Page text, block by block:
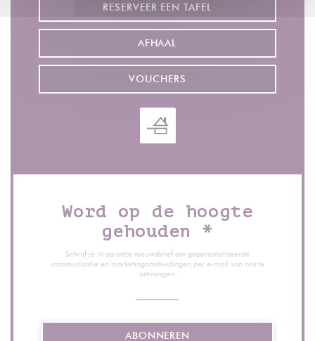
RESERVEER EEN TAFEL
AFHAAL
VOUCHERS
Word op de hoogte
gehouden *
Schrijf je in op onze nieuwsbrief om gepersonaliseerde
communicatie en marketingaanbiedingen per e-mail van ons te
ontvangen.
ABONNEREN